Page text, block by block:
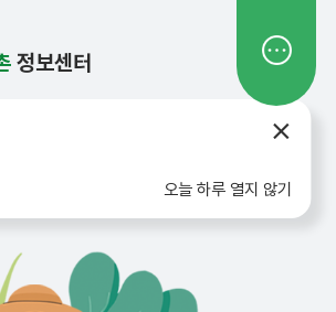
정보센터
오늘 하루 열지 않기
농귀촌 정보센터
것을 환영합니다.